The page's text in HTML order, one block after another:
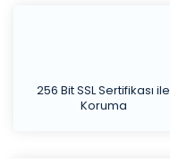
256 Bit SSL Sertifikası ile
Koruma